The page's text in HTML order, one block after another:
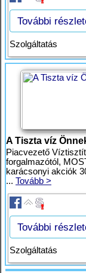
További
Szolgáltatás
A Tiszta víz
Piacvezető
forgalmazótól,
karácsonyi akciók
... Tovább >
További
Szolgáltatás